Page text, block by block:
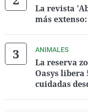
La revista
más
ANIMALES
La reserva
Oasys libera
cuidadas